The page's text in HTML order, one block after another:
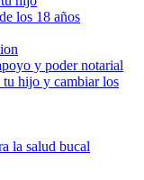
los 18 años
y poder notarial
tu hijo y cambiar los
la salud bucal